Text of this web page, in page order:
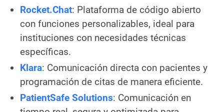
Rocket.Chat: Plataforma de código abierto
con funciones personalizables, ideal para
instituciones con necesidades técnicas
específicas.
Klara: Comunicación directa con pacientes y
programación de citas de manera eficiente.
PatientSafe Solutions: Comunicación en